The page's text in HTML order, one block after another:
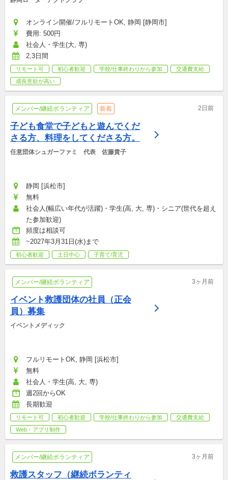
オンライン開催/フルリモートOK, 静岡 [静岡市]
費用: 500円
社会人・学生(大, 専)
2,3日間
リモート可 初心者歓迎 学校/仕事終わりから参加
交通費支給
成長意欲が高い
メンバー/継続ボランティア 新着 2日前
子ども食堂で子どもと遊んでくだ
さる方、料理をしてくださる方。
任意団体シュガーファミ　代表　佐藤貴子
静岡 [浜松市]
無料
社会人(幅広い年代が活躍)・学生(高, 大, 専)・シニア(世代を超え
た参加歓迎)
頻度は相談可
~2027年3月31日(水)まで
初心者歓迎 土日中心 子育て/育児
メンバー/継続ボランティア 3ヶ月前
イベント救護団体の社員（正会
員）募集
イベントメディック
フルリモートOK, 静岡 [浜松市]
無料
社会人・学生(高, 大, 専)
週2回からOK
長期歓迎
リモート可 初心者歓迎 学校/仕事終わりから参加
交通費支給
Web・アプリ制作
メンバー/継続ボランティア 3ヶ月前
救護スタッフ（継続ボランティ